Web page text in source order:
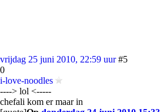
vrijdag 25 juni 2010, 22:59 uur #5
0
i-love-noodles
----> lol <-----
chefali kom er maar in